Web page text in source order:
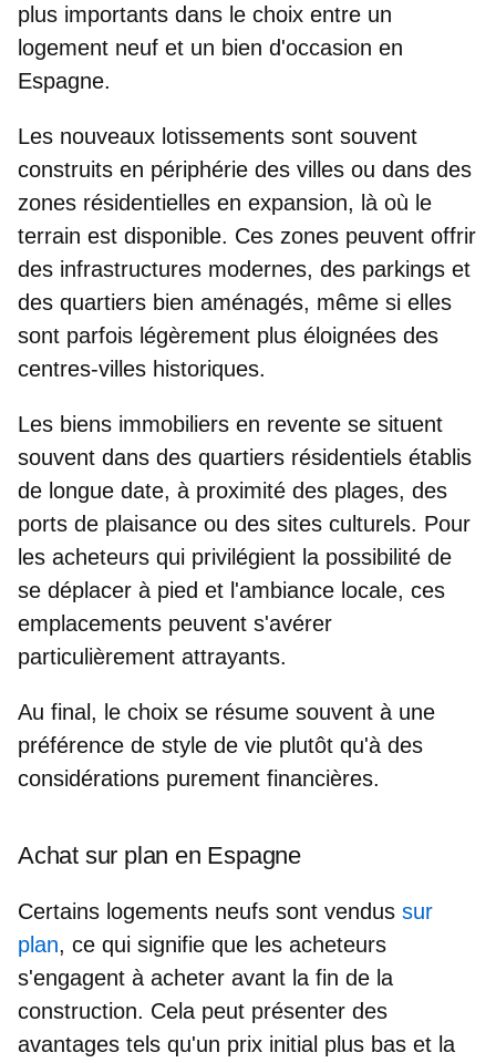
plus importants dans le choix entre un
logement neuf et un bien d'occasion en
Espagne.
Les nouveaux lotissements sont souvent
construits en périphérie des villes ou dans des
zones résidentielles en expansion, là où le
terrain est disponible. Ces zones peuvent offrir
des infrastructures modernes, des parkings et
des quartiers bien aménagés, même si elles
sont parfois légèrement plus éloignées des
centres-villes historiques.
Les biens immobiliers en revente se situent
souvent dans des quartiers résidentiels établis
de longue date, à proximité des plages, des
ports de plaisance ou des sites culturels. Pour
les acheteurs qui privilégient la possibilité de
se déplacer à pied et l'ambiance locale, ces
emplacements peuvent s'avérer
particulièrement attrayants.
Au final, le choix se résume souvent à une
préférence de style de vie plutôt qu'à des
considérations purement financières.
Achat sur plan en Espagne
Certains logements neufs sont vendus sur
plan, ce qui signifie que les acheteurs
s'engagent à acheter avant la fin de la
construction. Cela peut présenter des
avantages tels qu'un prix initial plus bas et la